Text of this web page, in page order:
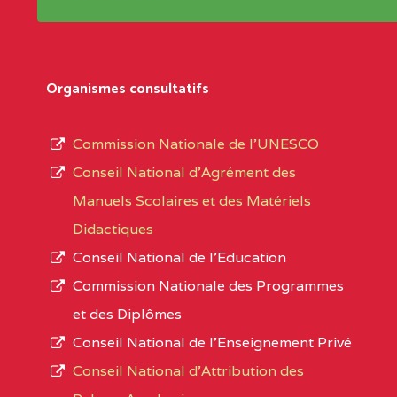
Noms
Localité
Région Noms
AGES COMPREHENSIVE BILINGUAL
SUD-OUEST
AGES COMPREHENSIVE
L’offre d’éducation del’Enseignement
d’immatriculation du mois de septembre
suit :
1950 établissements publics
895 CES dont 86 Bilingues
1055 Lycées dont 351 Bilingues
72 établissements avec section bilingue
Organismes consultatifs
Commission Nationale de l’UNESCO
Conseil National d’Agrément des
Manuels Scolaires et des Matériels
Didactiques
Conseil National de l’Education
Commission Nationale des Programmes
et des Diplômes
Conseil National de l’Enseignement Privé
Conseil National d'Attribution des